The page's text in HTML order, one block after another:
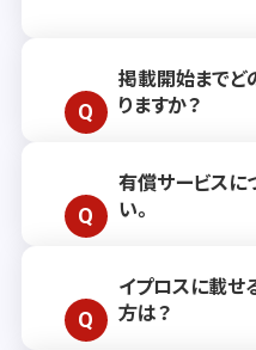
掲載開始までど
りますか？
通常、掲載開始ま
間をいただいてお
ざいますので、詳
わせ ください。
有償サービスに
い。
有償サービスでは
支援するプランや
イプロスに載せ
方は？